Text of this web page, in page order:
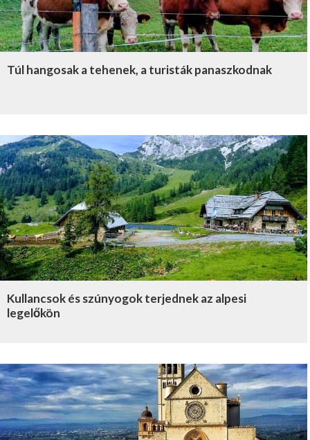
Túl hangosak a tehenek, a turisták panaszkodnak
Kullancsok és szúnyogok terjednek az alpesi
legelőkön